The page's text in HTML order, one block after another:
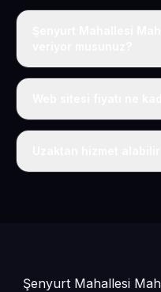
Evet, Şenyurt Mahallesi
Tek fiyat: yılda 50 USD
Şenyurt Mahallesi